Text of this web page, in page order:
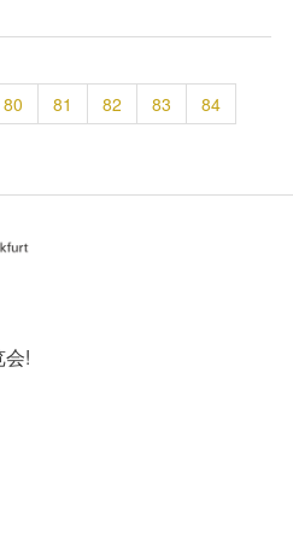
80 81 82 83
84
!